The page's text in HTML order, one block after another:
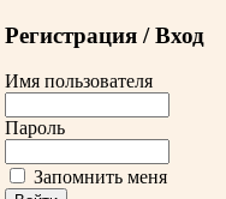
Регистрация / Вход
Имя пользователя
Пароль
Запомнить меня